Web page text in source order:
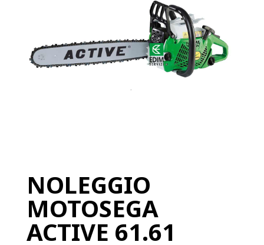
NOLEGGIO
MOTOSEGA
ACTIVE 61.61